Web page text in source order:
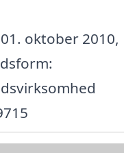
oktober 2010,